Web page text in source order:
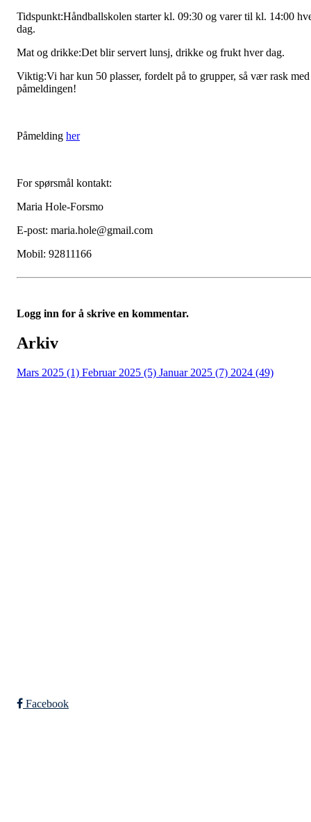
Tidspunkt:Håndballskolen starter kl. 09:30 og varer til kl. 14:00
dag.
Mat og drikke:Det blir servert lunsj, drikke og frukt hver dag.
Viktig:Vi har kun 50 plasser, fordelt på to grupper, så vær rask med
påmeldingen!
Påmelding her
For spørsmål kontakt:
Maria Hole-Forsmo
E-post: maria.hole@gmail.com
Mobil: 92811166
Logg inn for å skrive en kommentar.
Arkiv
Mars 2025 (1) Februar 2025 (5) Januar 2025 (7) 2024 (49)
Facebook